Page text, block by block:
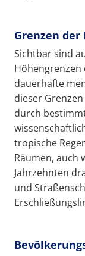
Grenzen der
Sichtbar sind
Höhengrenzen
dauerhafte
dieser
durch
tropische
Räumen, auch
Jahrzehnten
und